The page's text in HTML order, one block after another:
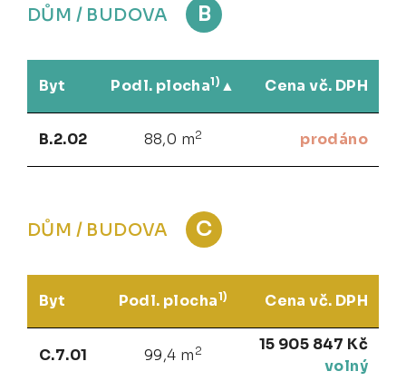
DŮM / BUDOVA B
Byt Podl. plocha1) Cena vč. DPH
B.2.02 88,0 m2 prodáno
DŮM / BUDOVA C
Byt Podl. plocha1) Cena vč. DPH
C.7.01 99,4 m 2
15 905 847 Kč
volný